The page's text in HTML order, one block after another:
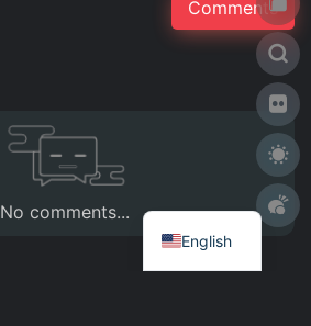
No comments...
English